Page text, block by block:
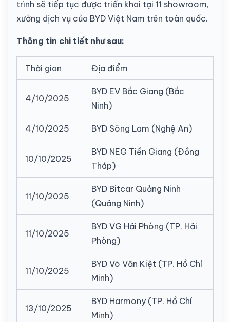
trình sẽ tiếp tục được triển khai tại 11 showroom,
xưởng dịch vụ của BYD Việt Nam trên toàn quốc.
Thông tin chi tiết như sau:
Thời gian Địa điểm
4/10/2025
BYD EV Bắc Giang (Bắc
Ninh)
4/10/2025 BYD Sông Lam (Nghệ An)
10/10/2025
BYD NEG Tiền Giang (Đồng
Tháp)
11/10/2025
BYD Bitcar Quảng Ninh
(Quảng Ninh)
11/10/2025
BYD VG Hải Phòng (TP. Hải
Phòng)
11/10/2025
BYD Võ Văn Kiệt (TP. Hồ Chí
Minh)
13/10/2025
BYD Harmony (TP. Hồ Chí
Minh)